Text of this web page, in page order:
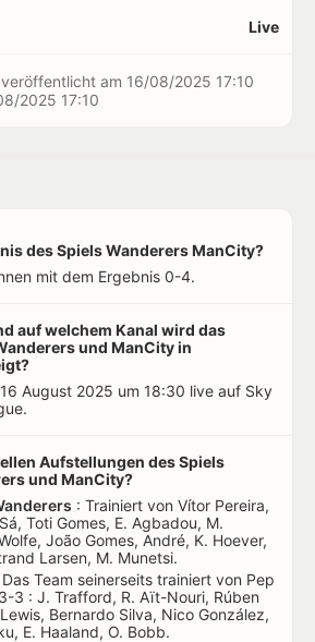
Live
veröffentlicht am 16/08/2025 17:10
2025 17:10
des Spiels Wanderers ManCity?
mit dem Ergebnis 0-4.
auf welchem Kanal wird das
und ManCity in
August 2025 um 18:30 live auf Sky
Aufstellungen des Spiels
und ManCity?
: Trainiert von Vítor Pereira,
Toti Gomes, E. Agbadou, M.
João Gomes, André, K. Hoever,
Larsen, M. Munetsi.
Das Team seinerseits trainiert von Pep
3 : J. Trafford, R. Aït-Nouri, Rúben
Bernardo Silva, Nico González,
E. Haaland, O. Bobb.